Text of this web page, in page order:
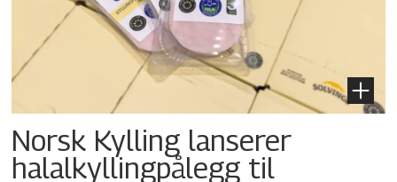
Norsk Kylling lanserer
halalkyllingpålegg til